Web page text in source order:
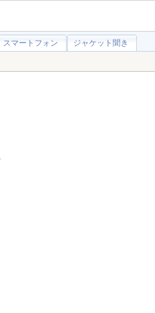
スマートフォン ジャケット聞き